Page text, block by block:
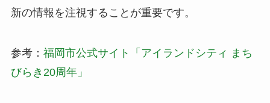
新の情報を注視することが重要です。
参考： 福岡市公式サイト「アイランドシティ まち
びらき20周年」